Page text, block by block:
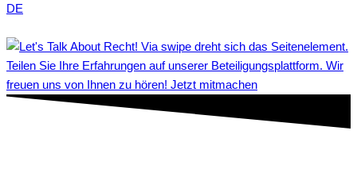
DE
Teilen Sie Ihre Erfahrungen auf unserer Beteiligungsplattform. Wir
freuen uns von Ihnen zu hören! Jetzt mitmachen